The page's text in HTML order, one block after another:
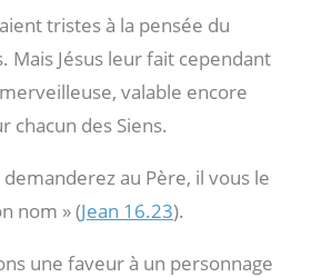
tristes à la pensée du
Mais Jésus leur fait cependant
valable encore
chacun des Siens.
au Père, il vous le
nom » (Jean 16.23).
une faveur à un personnage